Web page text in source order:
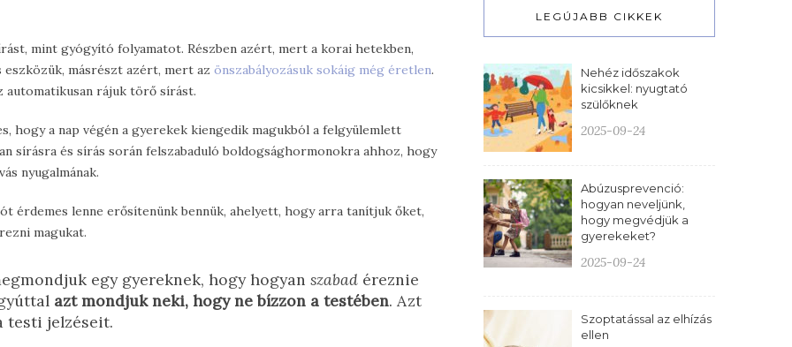
mint gyógyító folyamatot. Részben azért, mert a korai hetekben,
másrészt azért, mert az önszabályozásuk sokáig még éretlen.
rájuk törő sírást.
a nap végén a gyerekek kiengedik magukból a felgyülemlett
sírásra és sírás során felszabaduló boldogsághormonokra ahhoz, hogy
nyugalmának.
érdemes lenne erősítenünk bennük, ahelyett, hogy arra tanítjuk őket,
magukat.
egy gyereknek, hogy hogyan szabad éreznie
azt mondjuk neki, hogy ne bízzon a testében. Azt
testi jelzéseit.
LEGÚJABB CIKKEK
Nehéz időszakok
kicsikkel: nyugtató
szülőknek
2025-09-24
Abúzusprevenció:
hogyan neveljünk,
hogy megvédjük a
gyerekeket?
2025-09-24
Szoptatással az elhízás
ellen